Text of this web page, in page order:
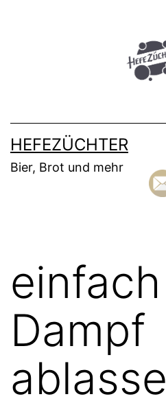
HEFEZÜCHTER
Bier, Brot und mehr
Dampf